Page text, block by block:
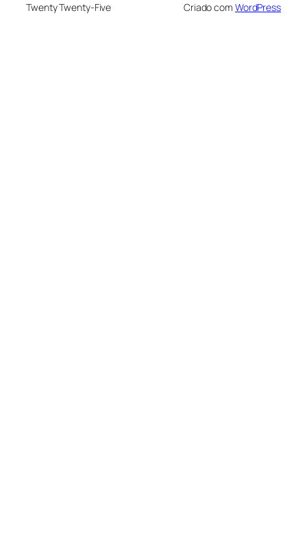
Twenty Twenty-Five Criado com WordPress